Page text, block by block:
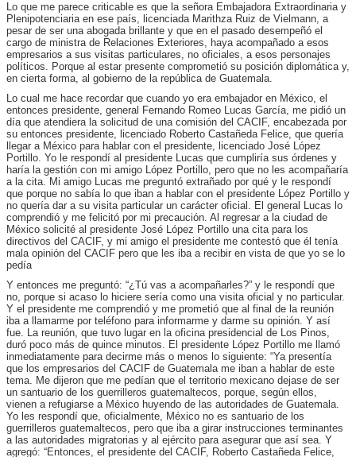
Lo que me parece criticable es que la señora Embajadora Extraordinaria y
Plenipotenciaria en ese país, licenciada Marithza Ruiz de Vielmann, a
pesar de ser una abogada brillante y que en el pasado desempeñó el
cargo de ministra de Relaciones Exteriores, haya acompañado a esos
empresarios a sus visitas particulares, no oficiales, a esos personajes
políticos. Porque al estar presente comprometió su posición diplomática y,
en cierta forma, al gobierno de la república de Guatemala.
Lo cual me hace recordar que cuando yo era embajador en México, el
entonces presidente, general Fernando Romeo Lucas García, me pidió un
día que atendiera la solicitud de una comisión del CACIF, encabezada por
su entonces presidente, licenciado Roberto Castañeda Felice, que quería
llegar a México para hablar con el presidente, licenciado José López
Portillo. Yo le respondí al presidente Lucas que cumpliría sus órdenes y
haría la gestión con mi amigo López Portillo, pero que no les acompañaría
a la cita. Mi amigo Lucas me preguntó extrañado por qué y le respondí
que porque no sabía lo que iban a hablar con el presidente López Portillo y
no quería dar a su visita particular un carácter oficial. El general Lucas lo
comprendió y me felicitó por mi precaución. Al regresar a la ciudad de
México solicité al presidente José López Portillo una cita para los
directivos del CACIF, y mi amigo el presidente me contestó que él tenía
mala opinión del CACIF pero que les iba a recibir en vista de que yo se lo
pedía
Y entonces me preguntó: “¿Tú vas a acompañarles?” y le respondí que
no, porque si acaso lo hiciere sería como una visita oficial y no particular.
Y el presidente me comprendió y me prometió que al final de la reunión
iba a llamarme por teléfono para informarme y darme su opinión. Y así
fue. La reunión, que tuvo lugar en la oficina presidencial de Los Pinos,
duró poco más de quince minutos. El presidente López Portillo me llamó
inmediatamente para decirme más o menos lo siguiente: “Ya presentía
que los empresarios del CACIF de Guatemala me iban a hablar de este
tema. Me dijeron que me pedían que el territorio mexicano dejase de ser
un santuario de los guerrilleros guatemaltecos, porque, según ellos,
vienen a refugiarse a México huyendo de las autoridades de Guatemala.
Yo les respondí que, oficialmente, México no es santuario de los
guerrilleros guatemaltecos, pero que iba a girar instrucciones terminantes
a las autoridades migratorias y al ejército para asegurar que así sea. Y
agregó: “Entonces, el presidente del CACIF, Roberto Castañeda Felice,